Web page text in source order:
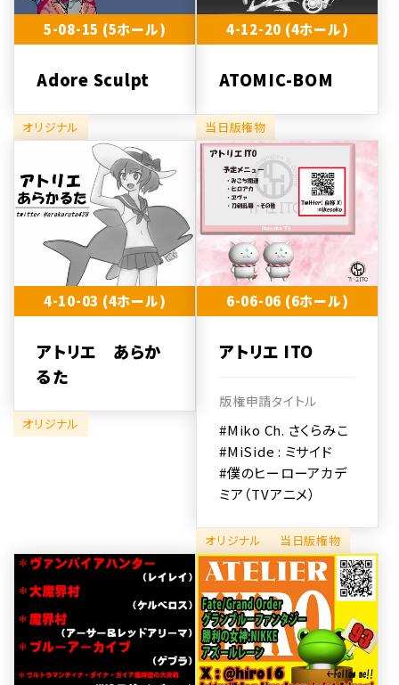
5-08-15 (5ホール)
Adore Sculpt
オリジナル
4-12-20 (4ホール)
ATOMIC-BOM
当日版権物
4-10-03 (4ホール)
アトリエ あらか
るた
オリジナル
6-06-06 (6ホール)
アトリエ ITO
版権申請タイトル
#Miko Ch. さくらみこ
#MiSide : ミサイド
#僕のヒーローアカデ
ミア（TVアニメ）
オリジナル 当日版権物